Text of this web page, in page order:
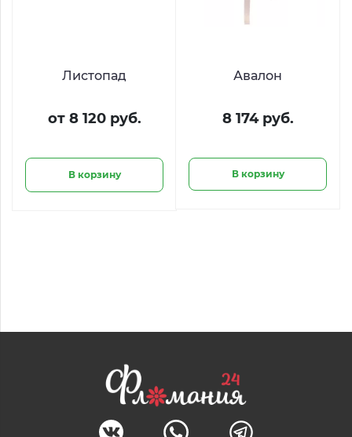
Листопад
от 8 120 руб.
В корзину
Авалон
8 174 руб.
В корзину